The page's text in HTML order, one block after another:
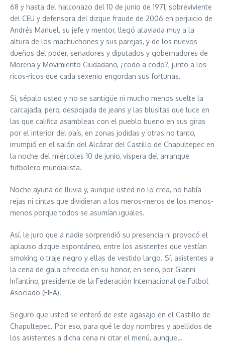
68 y hasta del halconazo del 10 de junio de 1971, sobreviviente
del CEU y defensora del dizque fraude de 2006 en perjuicio de
Andrés Manuel, su jefe y mentor, llegó ataviada muy a la
altura de los machuchones y sus parejas, y de los nuevos
dueños del poder, senadores y diputados y gobernadores de
Morena y Movimiento Ciudadano, ¿codo a codo?, junto a los
ricos-ricos que cada sexenio engordan sus fortunas.
Sí, sépalo usted y no se santigüe ni mucho menos suelte la
carcajada, pero, despojada de jeans y las blusitas que luce en
las que califica asambleas con el pueblo bueno en sus giras
por el interior del país, en zonas jodidas y otras no tanto,
irrumpió en el salón del Alcázar del Castillo de Chapultepec en
la noche del miércoles 10 de junio, víspera del arranque
futbolero mundialista.
Noche ayuna de lluvia y, aunque usted no lo crea, no había
rejas ni cintas que dividieran a los meros-meros de los menos-
menos porque todos se asumían iguales.
Así, le juro que a nadie sorprendió su presencia ni provocó el
aplauso dizque espontáneo, entre los asistentes que vestían
smoking o traje negro y ellas de vestido largo. Sí, asistentes a
la cena de gala ofrecida en su honor, en serio, por Gianni
Infantino, presidente de la Federación Internacional de Futbol
Asociado (FIFA).
Seguro que usted se enteró de este agasajo en el Castillo de
Chapultepec. Por eso, para qué le doy nombres y apellidos de
los asistentes a dicha cena ni citar el menú, aunque…